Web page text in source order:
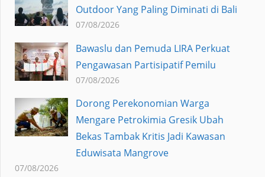
Outdoor Yang Paling Diminati di Bali
07/08/2026
Bawaslu dan Pemuda LIRA Perkuat
Pengawasan Partisipatif Pemilu
07/08/2026
Dorong Perekonomian Warga
Mengare Petrokimia Gresik Ubah
Bekas Tambak Kritis Jadi Kawasan
Eduwisata Mangrove
07/08/2026